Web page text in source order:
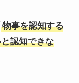
物事を認知する
認知できな